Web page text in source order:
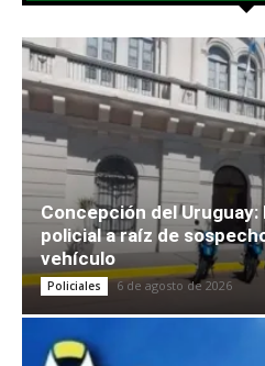
Concepción del
policial a raíz de
vehículo
Policiales 6 de agosto de 2026